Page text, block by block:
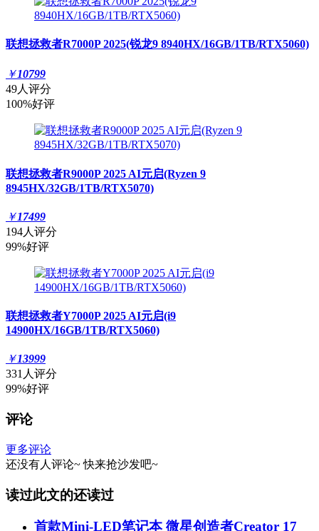
联想拯救者R7000P 2025(锐龙9 8940HX/16GB/1TB/RTX5060)
￥10799
49人评分
100%好评
联想拯救者R9000P 2025 AI元启(Ryzen 9
8945HX/32GB/1TB/RTX5070)
￥17499
194人评分
99%好评
联想拯救者Y7000P 2025 AI元启(i9
14900HX/16GB/1TB/RTX5060)
￥13999
331人评分
99%好评
评论
更多评论
还没有人评论~ 快来抢沙发吧~
读过此文的还读过
首款Mini-LED笔记本 微星创造者Creator 17